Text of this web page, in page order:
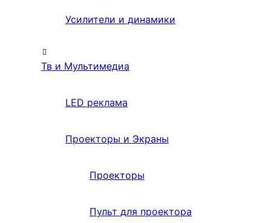
Усилители и динамики
Тв и Мультимедиа
LED реклама
Проекторы и Экраны
Проекторы
Пульт для проектора